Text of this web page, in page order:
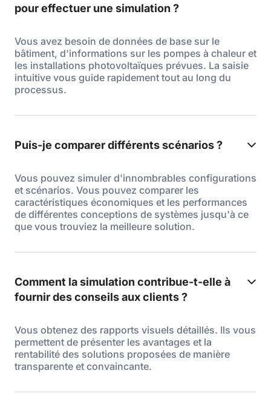
pour effectuer une simulation ?
Vous avez besoin de données de base sur le
bâtiment, d'informations sur les pompes à chaleur et
les installations photovoltaïques prévues. La saisie
intuitive vous guide rapidement tout au long du
processus.
Puis-je comparer différents scénarios ?
Vous pouvez simuler d'innombrables configurations
et scénarios. Vous pouvez comparer les
caractéristiques économiques et les performances
de différentes conceptions de systèmes jusqu'à ce
que vous trouviez la meilleure solution.
Comment la simulation contribue-t-elle à
fournir des conseils aux clients ?
Vous obtenez des rapports visuels détaillés. Ils vous
permettent de présenter les avantages et la
rentabilité des solutions proposées de manière
transparente et convaincante.